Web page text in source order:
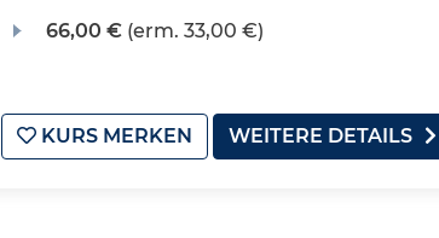
66,00 €(erm. 33,00 €)
KURS MERKEN WEITERE DETAILS